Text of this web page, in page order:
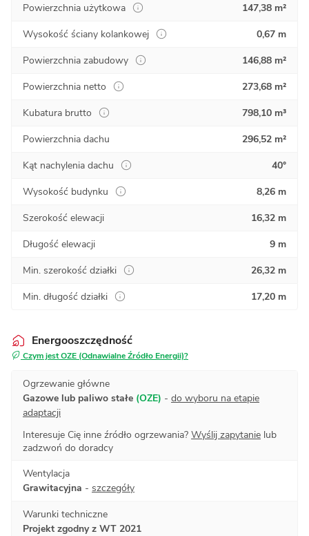
Powierzchnia użytkowa
147,38 m²
Wysokość ściany kolankowej
0,67 m
Powierzchnia zabudowy
146,88 m²
Powierzchnia netto
273,68 m²
Kubatura brutto
798,10 m³
Powierzchnia dachu
296,52 m²
Kąt nachylenia dachu
40°
Wysokość budynku
8,26 m
Szerokość elewacji
16,32 m
Długość elewacji
9 m
Min. szerokość działki
26,32 m
Min. długość działki
17,20 m
Energooszczędność
Czym jest OZE (Odnawialne Źródło Energii)?
Ogrzewanie główne
Gazowe lub paliwo stałe (OZE) - do wyboru na etapie
adaptacji
Interesuje Cię inne źródło ogrzewania? Wyślij zapytanie lub
zadzwoń do doradcy
Wentylacja
Grawitacyjna - szczegóły
Warunki techniczne
Projekt zgodny z WT 2021